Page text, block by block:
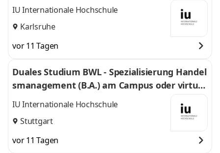
IU Internationale Hochschule
Karlsruhe
vor 11 Tagen
Duales Studium BWL - Spezialisierung Handel
smanagement (B.A.) am Campus oder virtuel
l
IU Internationale Hochschule
Stuttgart
vor 11 Tagen